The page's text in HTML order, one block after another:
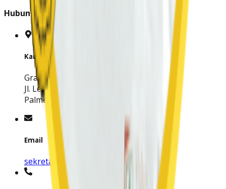
Hubungi Kami
Kantor Pusat
Grand Slipi Tower, Lt. 6
Jl. Letjen S. Parman No.Kav. 22-24,
Palmerah, Jakarta Barat 11480
Email
sekretariat@mpk-indonesia.org